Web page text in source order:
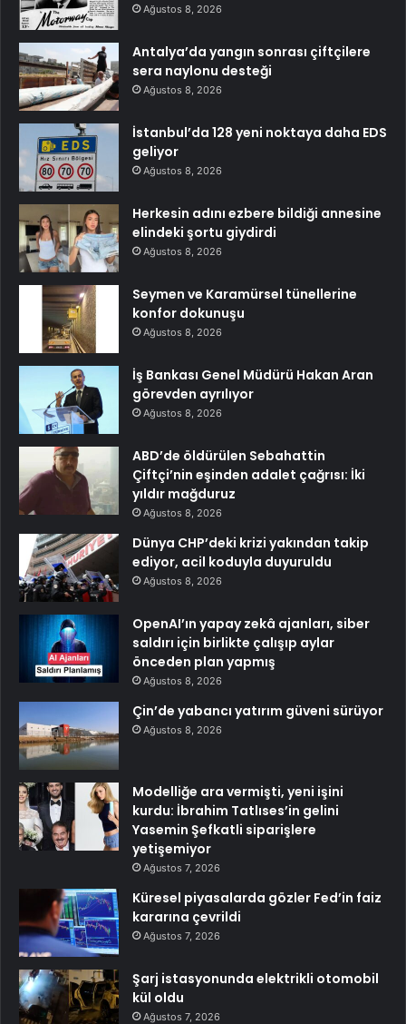
Ağustos 8, 2026
Antalya’da yangın sonrası çiftçilere
sera naylonu desteği
Ağustos 8, 2026
İstanbul’da 128 yeni noktaya daha EDS
geliyor
Ağustos 8, 2026
Herkesin adını ezbere bildiği annesine
elindeki şortu giydirdi
Ağustos 8, 2026
Seymen ve Karamürsel tünellerine
konfor dokunuşu
Ağustos 8, 2026
İş Bankası Genel Müdürü Hakan Aran
görevden ayrılıyor
Ağustos 8, 2026
ABD’de öldürülen Sebahattin
Çiftçi’nin eşinden adalet çağrısı: İki
yıldır mağduruz
Ağustos 8, 2026
Dünya CHP’deki krizi yakından takip
ediyor, acil koduyla duyuruldu
Ağustos 8, 2026
OpenAI’ın yapay zekâ ajanları, siber
saldırı için birlikte çalışıp aylar
önceden plan yapmış
Ağustos 8, 2026
Çin’de yabancı yatırım güveni sürüyor
Ağustos 8, 2026
Modelliğe ara vermişti, yeni işini
kurdu: İbrahim Tatlıses’in gelini
Yasemin Şefkatli siparişlere
yetişemiyor
Ağustos 7, 2026
Küresel piyasalarda gözler Fed’in faiz
kararına çevrildi
Ağustos 7, 2026
Şarj istasyonunda elektrikli otomobil
kül oldu
Ağustos 7, 2026